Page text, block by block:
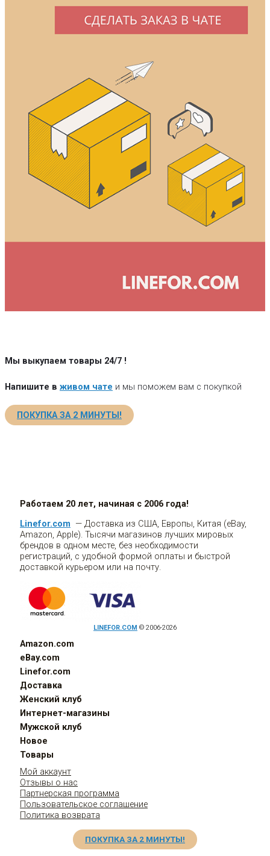
Мы выкупаем товары 24/7 !
Напишите в живом чате и мы поможем вам с покупкой
ПОКУПКА ЗА 2 МИНУТЫ!
Работаем 20 лет, начиная с 2006 года!
Linefor.com — Доставка из США, Европы, Китая (eBay,
Amazon, Apple). Тысячи магазинов лучших мировых
брендов в одном месте, без необходимости
регистраций, с удобной формой оплаты и быстрой
доставкой курьером или на почту.
LINEFOR.COM © 2006-2026
Amazon.com
eBay.com
Linefor.com
Доставка
Женский клуб
Интернет-магазины
Мужской клуб
Новое
Товары
Мой аккаунт
Отзывы о нас
Партнерская программа
Пользовательское соглашение
Политика возврата
ПОКУПКА ЗА 2 МИНУТЫ!